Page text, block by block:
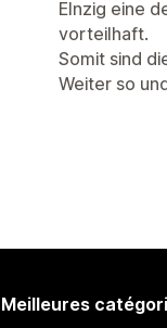
EInzig eine
vorteilhaft.
Somit sind
Weiter so
Meilleures